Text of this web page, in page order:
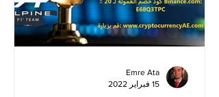
Emre Ata
15 فبراير 2022